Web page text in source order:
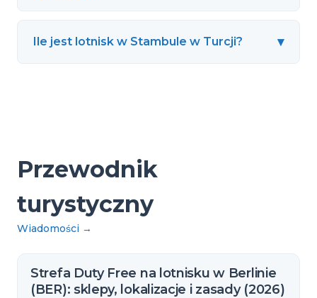
Ile jest lotnisk w Stambule w Turcji? ▾
Przewodnik
turystyczny
Wiadomości →
Strefa Duty Free na lotnisku w Berlinie
(BER): sklepy, lokalizacje i zasady (2026)